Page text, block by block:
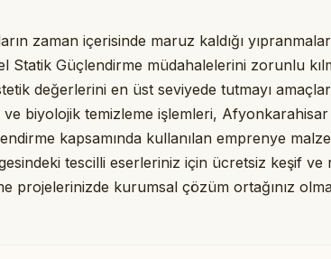
zaman içerisinde maruz kaldığı
Statik Güçlendirme müdahalelerini zorunlu
değerlerini en üst seviyede tutmayı
biyolojik temizleme işlemleri,
kapsamında kullanılan emprenye
tescilli eserleriniz için ücretsiz keşif ve
projelerinizde kurumsal çözüm ortağınız